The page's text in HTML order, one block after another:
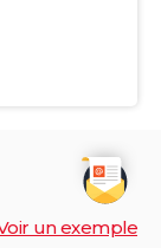
un exemple